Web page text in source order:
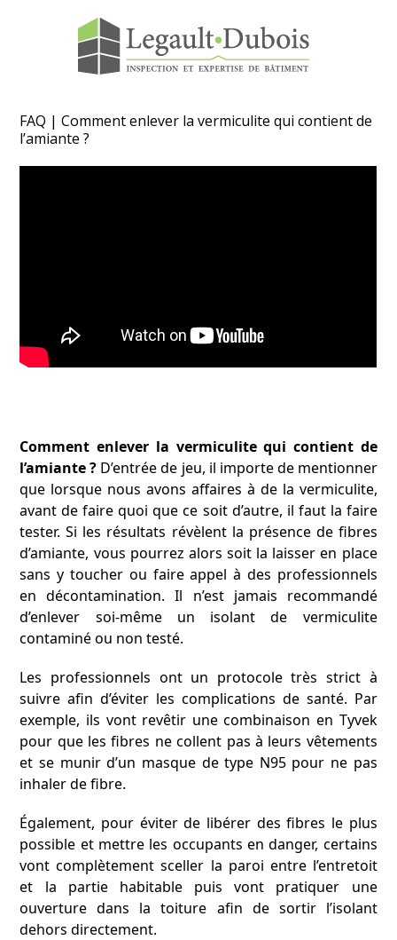
FAQ | Comment enlever la vermiculite qui contient de
l’amiante ?
Comment enlever la vermiculite qui contient de
l’amiante ? D’entrée de jeu, il importe de mentionner
que lorsque nous avons affaires à de la vermiculite,
avant de faire quoi que ce soit d’autre, il faut la faire
tester. Si les résultats révèlent la présence de fibres
d’amiante, vous pourrez alors soit la laisser en place
sans y toucher ou faire appel à des professionnels
en décontamination. Il n’est jamais recommandé
d’enlever soi-même un isolant de vermiculite
contaminé ou non testé.
Les professionnels ont un protocole très strict à
suivre afin d’éviter les complications de santé. Par
exemple, ils vont revêtir une combinaison en Tyvek
pour que les fibres ne collent pas à leurs vêtements
et se munir d’un masque de type N95 pour ne pas
inhaler de fibre.
Également, pour éviter de libérer des fibres le plus
possible et mettre les occupants en danger, certains
vont complètement sceller la paroi entre l’entretoit
et la partie habitable puis vont pratiquer une
ouverture dans la toiture afin de sortir l’isolant
dehors directement.